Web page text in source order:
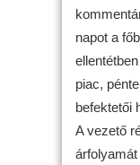
napot a
piac,
befektetői
A vezető